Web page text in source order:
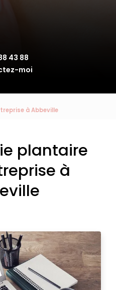
43 88
moi
à Abbeville
plantaire
à